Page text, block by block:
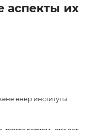
аспекты их
өнер институты